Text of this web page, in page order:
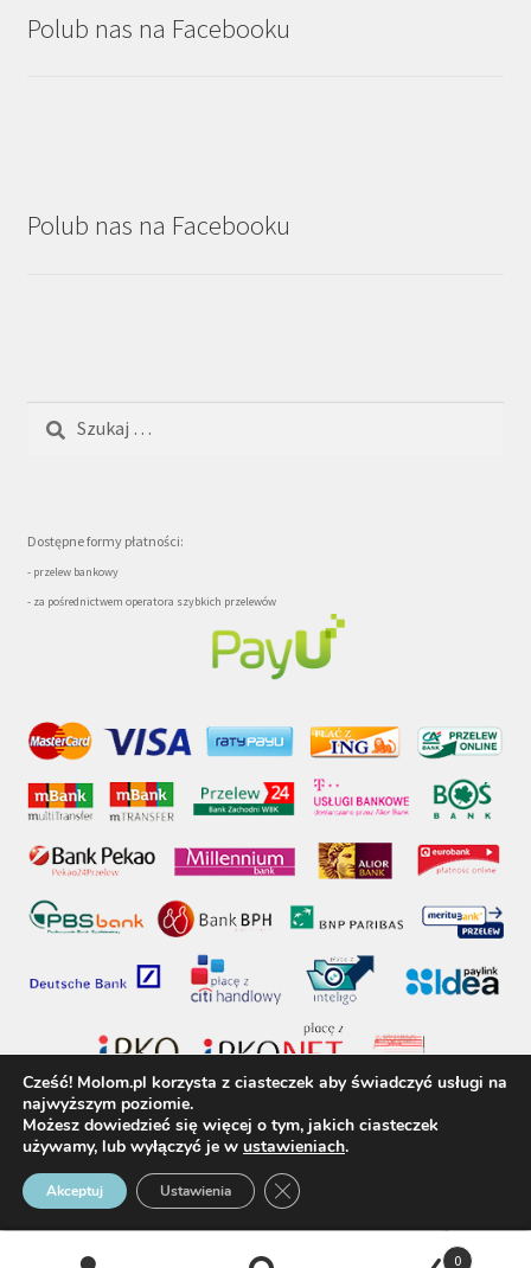
Polub nas na Facebooku
Polub nas na Facebooku
Dostępne formy płatności:
- przelew bankowy
- za pośrednictwem operatora szybkich przelewów
molom.pl © 2017 - Wszelkie prawa zastrzeżone
0
Cześć! Molom.pl korzysta z ciasteczek aby świadczyć usługi na
najwyższym poziomie.
Możesz dowiedzieć się więcej o tym, jakich ciasteczek
używamy, lub wyłączyć je w ustawieniach.
Akceptuj Ustawienia Zamknij panel powiadomień o